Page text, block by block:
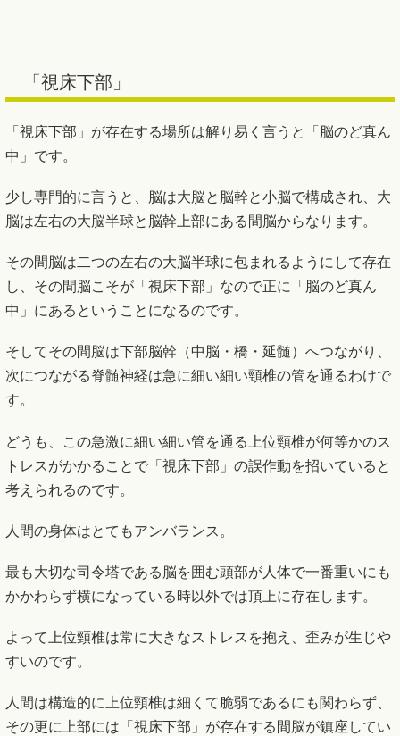
「視床下部」
「視床下部」が存在する場所は解り易く言うと「脳のど真ん
中」です。
少し専門的に言うと、脳は大脳と脳幹と小脳で構成され、大
脳は左右の大脳半球と脳幹上部にある間脳からなります。
その間脳は二つの左右の大脳半球に包まれるようにして存在
し、その間脳こそが「視床下部」なので正に「脳のど真ん
中」にあるということになるのです。
そしてその間脳は下部脳幹（中脳・橋・延髄）へつながり、
次につながる脊髄神経は急に細い細い頸椎の管を通るわけで
す。
どうも、この急激に細い細い管を通る上位頸椎が何等かのス
トレスがかかることで「視床下部」の誤作動を招いていると
考えられるのです。
人間の身体はとてもアンバランス。
最も大切な司令塔である脳を囲む頭部が人体で一番重いにも
かかわらず横になっている時以外では頂上に存在します。
よって上位頸椎は常に大きなストレスを抱え、歪みが生じや
すいのです。
人間は構造的に上位頸椎は細くて脆弱であるにも関わらず、
その更に上部には「視床下部」が存在する間脳が鎮座してい